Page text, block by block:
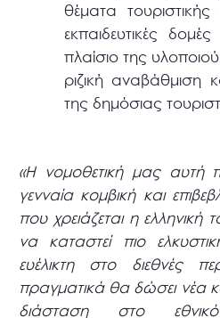
θέματα
εκπαιδευτικές
πλαίσιο της
ριζική αναβάθμιση
της δημόσιας
«Η νομοθετική μας αυτή
γενναία κομβική και
που χρειάζεται η ελληνική
να καταστεί πιο
ευέλικτη στο διεθνές
πραγματικά θα δώσει νέα
διάσταση στο